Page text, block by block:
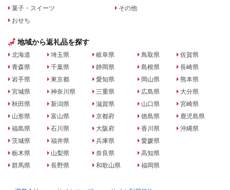
菓子・スイーツ
おせち
その他
地域から返礼品を探す
北海道
青森県
岩手県
宮城県
秋田県
山形県
福島県
茨城県
栃木県
群馬県
埼玉県
千葉県
東京都
神奈川県
新潟県
富山県
石川県
福井県
山梨県
長野県
岐阜県
静岡県
愛知県
三重県
滋賀県
京都府
大阪府
兵庫県
奈良県
和歌山県
鳥取県
島根県
岡山県
広島県
山口県
徳島県
香川県
愛媛県
高知県
福岡県
佐賀県
長崎県
熊本県
大分県
宮崎県
鹿児島県
沖縄県